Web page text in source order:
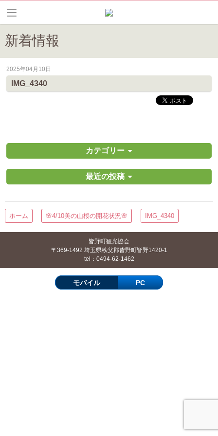
新着情報
皆野町のイベントやお祭り、花情報等の最新情報や観光協会会員情報
2025年04月10日
IMG_4340
カテゴリー
最近の投稿
ホーム 🌸4/10美の山桜の開花状況🌸 IMG_4340
皆野町観光協会
〒369-1492 埼玉県秩父郡皆野町皆野1420-1
tel：0494-62-1462
モバイル PC